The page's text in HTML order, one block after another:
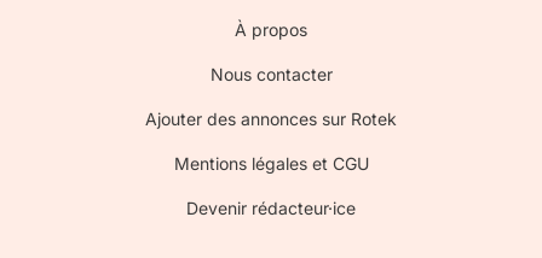
À propos
Nous contacter
Ajouter des annonces sur Rotek
Mentions légales et CGU
Devenir rédacteur·ice